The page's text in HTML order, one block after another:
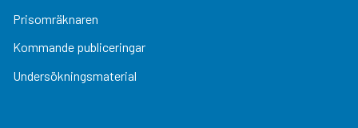
Prisomräknaren
Kommande publiceringar
Undersökningsmaterial